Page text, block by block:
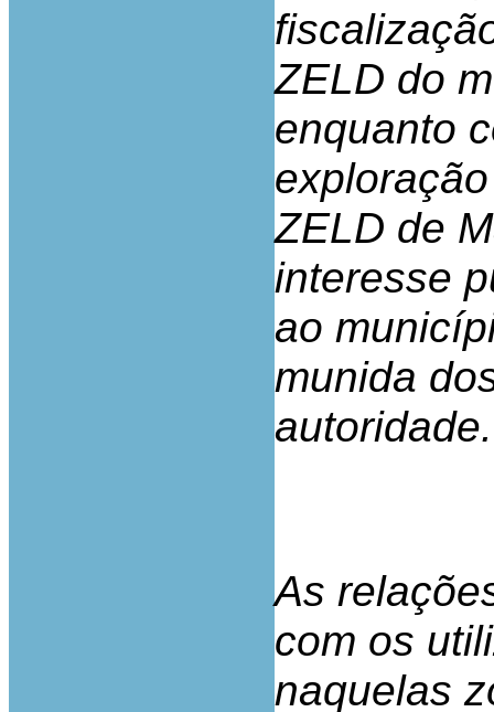
ZELD do
enquanto
ZELD de
interesse
ao
munida
autoridade.
As
com os
naquelas